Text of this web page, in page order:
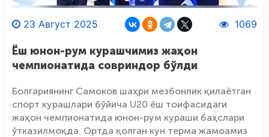
23 Август 2025 1069
Ёш юнон-рум курашчимиз жаҳон
чемпионатида совриндор бўлди
Болгариянинг Самоков шаҳри мезбонлик қилаётган
спорт курашлари бўйича U20 ёш тоифасидаги
жаҳон чемпионатида юнон-рум кураши баҳслари
ўтказилмоқда. Ортда қолган кун терма жамоамиз